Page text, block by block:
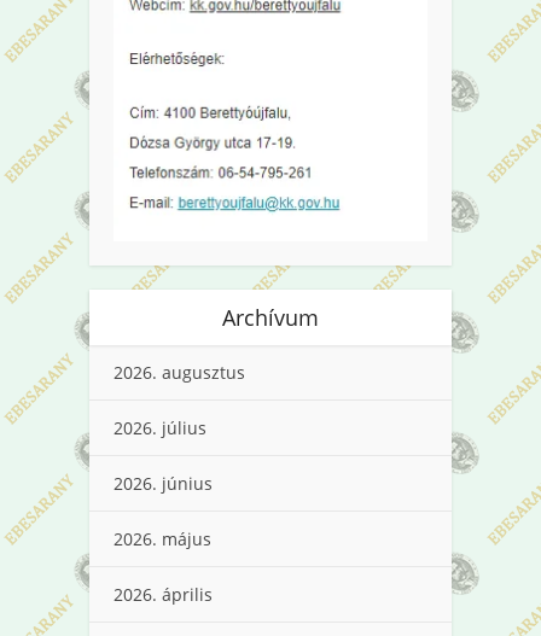
Archívum
2026. augusztus
2026. július
2026. június
2026. május
2026. április